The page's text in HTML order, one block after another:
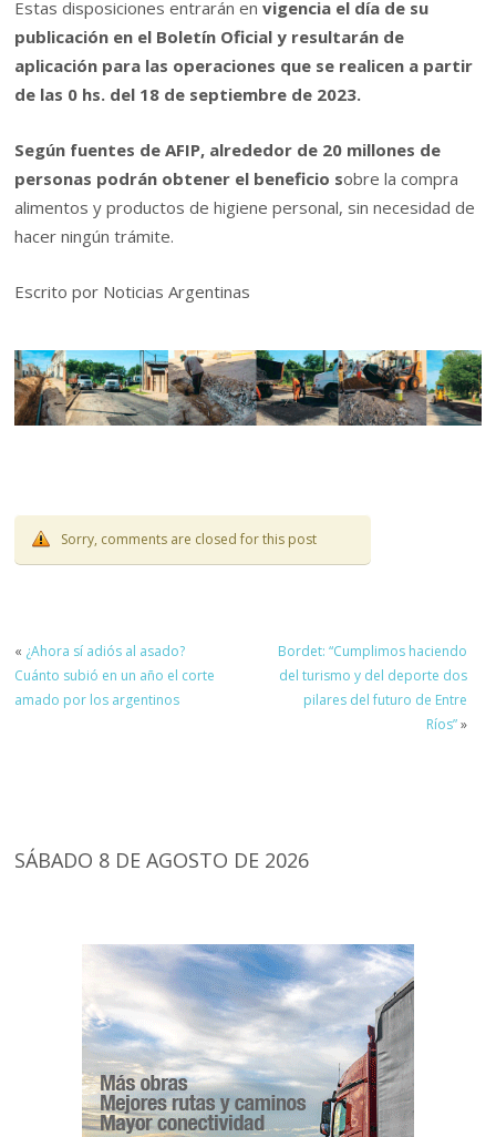
Estas disposiciones entrarán envigencia el día de su
publicación en el Boletín Oficial y resultarán de
aplicación para las operaciones que se realicen a partir
de las 0 hs. del 18 de septiembre de 2023.
Según fuentes de AFIP, alrededor de 20 millones de
personas podrán obtener el beneficio sobre la compra
alimentos y productos de higiene personal, sin necesidad de
hacer ningún trámite.
Escrito por Noticias Argentinas
Sorry, comments are closed for this post
« ¿Ahora sí adiós al asado?
Cuánto subió en un año el corte
amado por los argentinos
Bordet: “Cumplimos haciendo
del turismo y del deporte dos
pilares del futuro de Entre
Ríos”»
SÁBADO 8 DE AGOSTO DE 2026